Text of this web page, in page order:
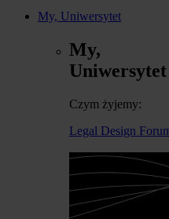
My, Uniwersytet
My,
Uniwersytet
Czym żyjemy:
Legal Design